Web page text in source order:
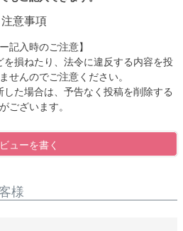
注意事項
記入時のご注意】
損ねたり、法令に違反する内容を投
せんのでご注意ください。
た場合は、予告なく投稿を削除する
ございます。
ューを書く
様